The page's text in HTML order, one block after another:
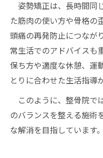
姿勢矯正は、長時間同
た筋肉の使い方や骨格の
頭痛の再発防止につなが
常生活でのアドバイスも
保ち方や適度な休憩、運
とりに合わせた生活指導
このように、整骨院で
のバランスを整える施術
な解消を目指しています。